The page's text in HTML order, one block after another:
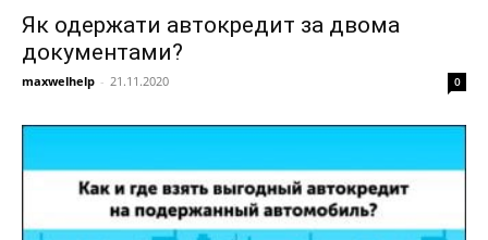
Як одержати автокредит за двома
документами?
maxwelhelp - 21.11.2020 0